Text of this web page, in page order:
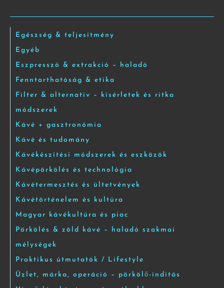
Egészség & teljesítmény
Egyéb
Eszpresszó & extrakció – haladó
Fenntarthatóság & etika
Filter & alternatív – kísérletek és ritka
módszerek
Kávé + gasztronómia
Kávé és tudomány
Kávékészítési módszerek és eszközök
Kávépörkölés és technológia
Kávétermesztés és ültetvények
Kávétörténelem és kultúra
Magyar kávékultúra és piac
Pörkölés & zöld kávé – haladó szakmai
mélységek
Praktikus útmutatók / Lifestyle
Üzlet, márka, operáció – pörkölő-indítás